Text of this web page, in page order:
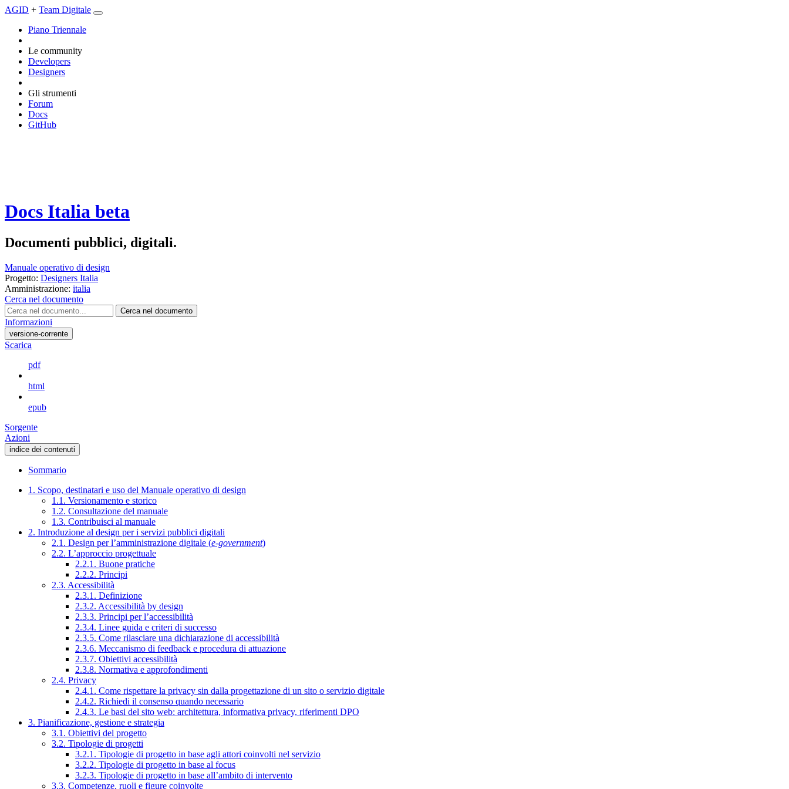
AGID + Team Digitale
Piano Triennale
Le community
Developers
Designers
Gli strumenti
Forum
Docs
GitHub
Docs Italia beta
Documenti pubblici, digitali.
Manuale operativo di design
Progetto: Designers Italia
Amministrazione: italia
Cerca nel documento
Cerca nel documento
Informazioni
versione-corrente
Scarica
pdf
html
epub
Sorgente
Azioni
indice dei contenuti
Sommario
1. Scopo, destinatari e uso del Manuale operativo di design
1.1. Versionamento e storico
1.2. Consultazione del manuale
1.3. Contribuisci al manuale
2. Introduzione al design per i servizi pubblici digitali
2.1. Design per l’amministrazione digitale (e-government)
2.2. L’approccio progettuale
2.2.1. Buone pratiche
2.2.2. Principi
2.3. Accessibilità
2.3.1. Definizione
2.3.2. Accessibilità by design
2.3.3. Principi per l’accessibilità
2.3.4. Linee guida e criteri di successo
2.3.5. Come rilasciare una dichiarazione di accessibilità
2.3.6. Meccanismo di feedback e procedura di attuazione
2.3.7. Obiettivi accessibilità
2.3.8. Normativa e approfondimenti
2.4. Privacy
2.4.1. Come rispettare la privacy sin dalla progettazione di un sito o servizio digitale
2.4.2. Richiedi il consenso quando necessario
2.4.3. Le basi del sito web: architettura, informativa privacy, riferimenti DPO
3. Pianificazione, gestione e strategia
3.1. Obiettivi del progetto
3.2. Tipologie di progetti
3.2.1. Tipologie di progetto in base agli attori coinvolti nel servizio
3.2.2. Tipologie di progetto in base al focus
3.2.3. Tipologie di progetto in base all’ambito di intervento
3.3. Competenze, ruoli e figure coinvolte